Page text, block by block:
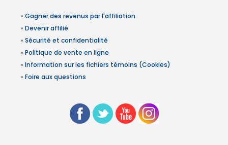
» Gagner des revenus par l'affiliation
» Devenir affilié
» Sécurité et confidentialité
» Politique de vente en ligne
» Information sur les fichiers témoins (Cookies)
» Foire aux questions